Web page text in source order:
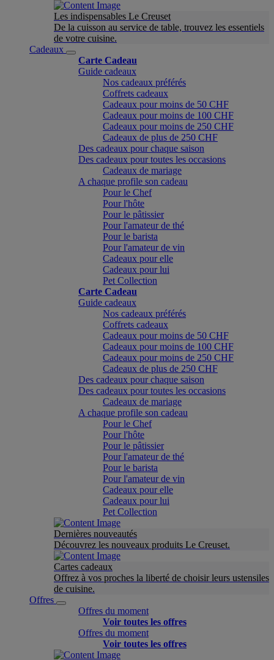
Les indispensables Le Creuset
De la cuisson au service de table, trouvez les essentiels
de votre cuisine.
Cadeaux
Carte Cadeau
Guide cadeaux
Nos cadeaux préférés
Coffrets cadeaux
Cadeaux pour moins de 50 CHF
Cadeaux pour moins de 100 CHF
Cadeaux pour moins de 250 CHF
Cadeaux de plus de 250 CHF
Des cadeaux pour chaque saison
Des cadeaux pour toutes les occasions
Cadeaux de mariage
A chaque profile son cadeau
Pour le Chef
Pour l'hôte
Pour le pâtissier
Pour l'amateur de thé
Pour le barista
Pour l'amateur de vin
Cadeaux pour elle
Cadeaux pour lui
Pet Collection
Carte Cadeau
Guide cadeaux
Nos cadeaux préférés
Coffrets cadeaux
Cadeaux pour moins de 50 CHF
Cadeaux pour moins de 100 CHF
Cadeaux pour moins de 250 CHF
Cadeaux de plus de 250 CHF
Des cadeaux pour chaque saison
Des cadeaux pour toutes les occasions
Cadeaux de mariage
A chaque profile son cadeau
Pour le Chef
Pour l'hôte
Pour le pâtissier
Pour l'amateur de thé
Pour le barista
Pour l'amateur de vin
Cadeaux pour elle
Cadeaux pour lui
Pet Collection
Dernières nouveautés
Découvrez les nouveaux produits Le Creuset.
Cartes cadeaux
Offrez à vos proches la liberté de choisir leurs ustensiles
de cuisine.
Offres
Offres du moment
Voir toutes les offres
Offres du moment
Voir toutes les offres